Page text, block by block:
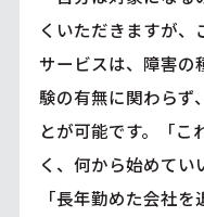
くいただきますが
サービスは、障害の
験の有無に関わらず
とが可能です。「こ
く、何から始めてい
「長年勤めた会社